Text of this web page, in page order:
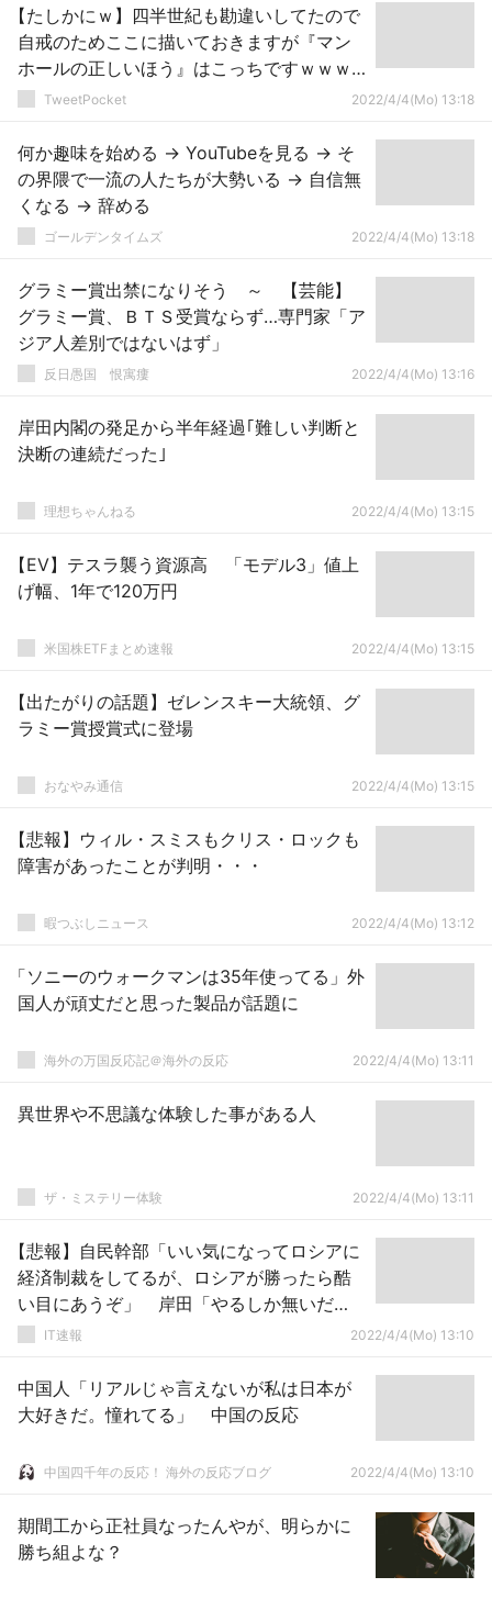
【たしかにｗ】四半世紀も勘違いしてたので
自戒のためここに描いておきますが『マン
ホールの正しいほう』はこっちですｗｗｗ
ｗｗTweetPocket 2022/4/4(Mo) 13:18
何か趣味を始める → YouTubeを見る → そ
の界隈で一流の人たちが大勢いる → 自信無
くなる → 辞める
ゴールデンタイムズ 2022/4/4(Mo) 13:18
グラミー賞出禁になりそう ～ 【芸能】
グラミー賞、ＢＴＳ受賞ならず…専門家「ア
ジア人差別ではないはず」
反日愚国 恨寓瘻 2022/4/4(Mo) 13:16
岸田内閣の発足から半年経過｢難しい判断と
決断の連続だった｣
理想ちゃんねる 2022/4/4(Mo) 13:15
【EV】テスラ襲う資源高 「モデル3」値上
げ幅、1年で120万円
米国株ETFまとめ速報 2022/4/4(Mo) 13:15
【出たがりの話題】ゼレンスキー大統領、グ
ラミー賞授賞式に登場
おなやみ通信 2022/4/4(Mo) 13:15
【悲報】ウィル・スミスもクリス・ロックも
障害があったことが判明・・・
暇つぶしニュース 2022/4/4(Mo) 13:12
「ソニーのウォークマンは35年使ってる」外
国人が頑丈だと思った製品が話題に
海外の万国反応記＠海外の反応 2022/4/4(Mo) 13:11
異世界や不思議な体験した事がある人
ザ・ミステリー体験 2022/4/4(Mo) 13:11
【悲報】自民幹部「いい気になってロシアに
経済制裁をしてるが、ロシアが勝ったら酷
い目にあうぞ」 岸田「やるしか無いだ
ろ！」
IT速報 2022/4/4(Mo) 13:10
中国人「リアルじゃ言えないが私は日本が
大好きだ。憧れてる」 中国の反応
中国四千年の反応！ 海外の反応ブログ 2022/4/4(Mo) 13:10
期間工から正社員なったんやが、明らかに
勝ち組よな？